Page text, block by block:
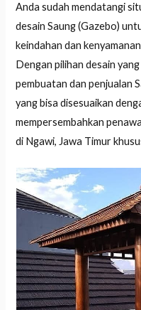
Anda sudah mendatangi
desain Saung (Gazebo)
keindahan dan
Dengan pilihan desain
pembuatan dan penjualan
yang bisa disesuaikan
mempersembahkan
di Ngawi, Jawa Timur